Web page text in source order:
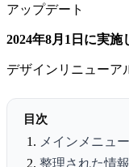
アップデート
2024年8月1日に実施
デザインリニューア
目次
メインメニュ
整理された情報